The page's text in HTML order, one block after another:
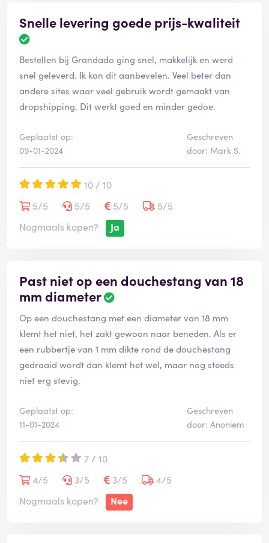
Snelle levering goede prijs-kwaliteit
Bestellen bij Grandado ging snel, makkelijk en werd
snel geleverd. Ik kan dit aanbevelen. Veel beter dan
andere sites waar veel gebruik wordt gemaakt van
dropshipping. Dit werkt goed en minder gedoe.
Geplaatst op:
09-01-2024
Geschreven
door: Mark S.
10 / 10
5/5
5/5 5/5
5/5
Nogmaals kopen?
Ja
Past niet op een douchestang van 18
mm diameter
Op een douchestang met een diameter van 18 mm
klemt het niet, het zakt gewoon naar beneden. Als er
een rubbertje van 1 mm dikte rond de douchestang
gedraaid wordt dan klemt het wel, maar nog steeds
niet erg stevig.
Geplaatst op:
11-01-2024
Geschreven
door: Anoniem
7 / 10
4/5
3/5 3/5
4/5
Nogmaals kopen?
Nee